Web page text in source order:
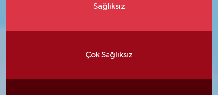
Sağlıksız
Çok Sağlıksız